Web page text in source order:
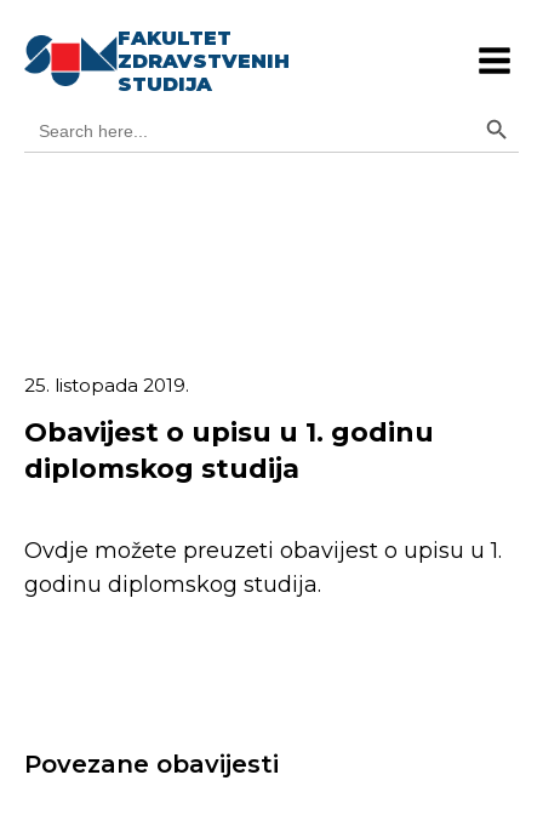
FAKULTET
ZDRAVSTVENIH
STUDIJA
for:
25. listopada 2019.
Obavijest o upisu u 1. godinu
diplomskog studija
Ovdje možete preuzeti obavijest o upisu u 1.
godinu diplomskog studija.
Povezane obavijesti